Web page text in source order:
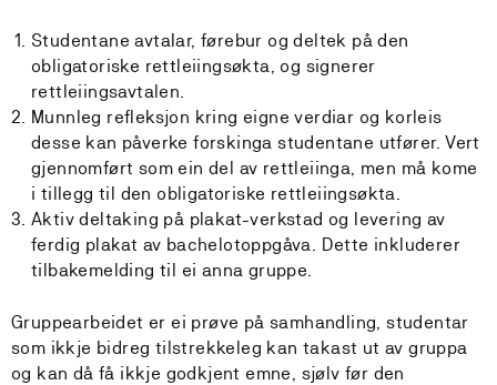
Studentane avtalar, førebur og deltek på den
obligatoriske rettleiingsøkta, og signerer
rettleiingsavtalen.
Munnleg refleksjon kring eigne verdiar og korleis
desse kan påverke forskinga studentane utfører. Vert
gjennomført som ein del av rettleiinga, men må kome
i tillegg til den obligatoriske rettleiingsøkta.
Aktiv deltaking på plakat-verkstad og levering av
ferdig plakat av bachelotoppgåva. Dette inkluderer
tilbakemelding til ei anna gruppe.
Gruppearbeidet er ei prøve på samhandling, studentar
som ikkje bidreg tilstrekkeleg kan takast ut av gruppa
og kan då få ikkje godkjent emne, sjølv før den